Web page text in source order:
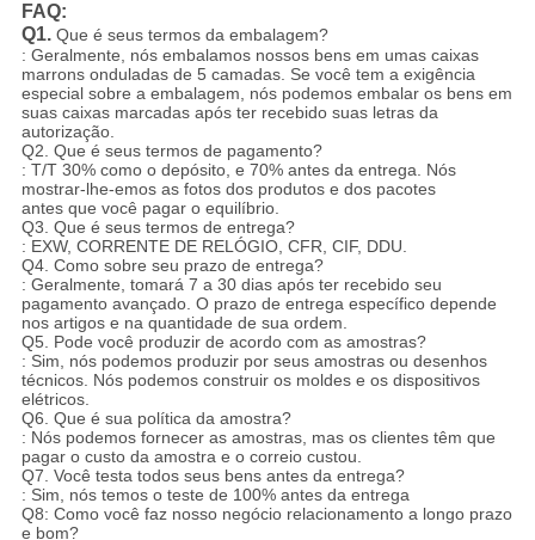
FAQ:
Q1. Que é seus termos da embalagem?
: Geralmente, nós embalamos nossos bens em umas caixas
marrons onduladas de 5 camadas. Se você tem a exigência
especial sobre a embalagem, nós podemos embalar os bens em
suas caixas marcadas após ter recebido suas letras da
autorização.
Q2. Que é seus termos de pagamento?
: T/T 30% como o depósito, e 70% antes da entrega. Nós
mostrar-lhe-emos as fotos dos produtos e dos pacotes
antes que você pagar o equilíbrio.
Q3. Que é seus termos de entrega?
: EXW, CORRENTE DE RELÓGIO, CFR, CIF, DDU.
Q4. Como sobre seu prazo de entrega?
: Geralmente, tomará 7 a 30 dias após ter recebido seu
pagamento avançado. O prazo de entrega específico depende
nos artigos e na quantidade de sua ordem.
Q5. Pode você produzir de acordo com as amostras?
: Sim, nós podemos produzir por seus amostras ou desenhos
técnicos. Nós podemos construir os moldes e os dispositivos
elétricos.
Q6. Que é sua política da amostra?
: Nós podemos fornecer as amostras, mas os clientes têm que
pagar o custo da amostra e o correio custou.
Q7. Você testa todos seus bens antes da entrega?
: Sim, nós temos o teste de 100% antes da entrega
Q8: Como você faz nosso negócio relacionamento a longo prazo
e bom?